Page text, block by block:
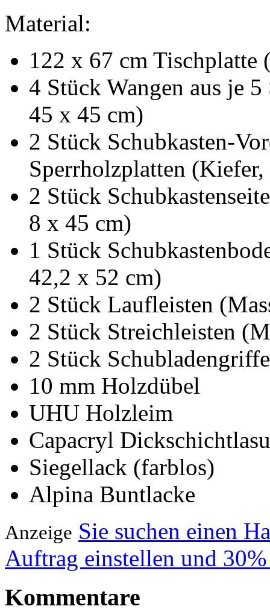
Material:
122 x 67 cm Tischplatte
4 Stück Wangen aus je
45 x 45 cm)
2 Stück Schubkasten-
Sperrholzplatten
2 Stück
8 x 45 cm)
1 Stück
42,2 x 52 cm)
2 Stück Laufleisten
2 Stück Streichleisten
2 Stück Schubladengriffe
10 mm Holzdübel
UHU Holzleim
Capacryl
Siegellack (farblos)
Alpina Buntlacke
Anzeige Sie suchen einen
Auftrag einstellen und
Kommentare